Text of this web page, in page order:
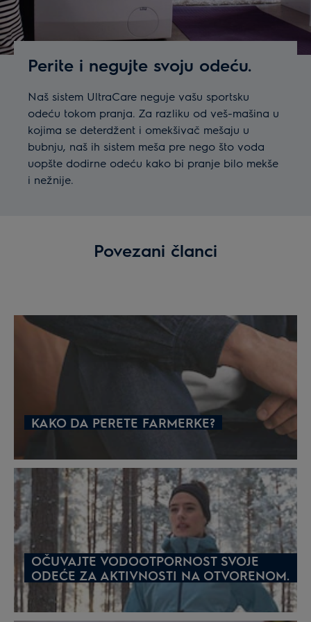
Perite i negujte svoju odeću.
Naš sistem UltraCare neguje vašu sportsku
odeću tokom pranja. Za razliku od veš-mašina u
kojima se deterdžent i omekšivač mešaju u
bubnju, naš ih sistem meša pre nego što voda
uopšte dodirne odeću kako bi pranje bilo mekše
i nežnije.
Povezani članci
KAKO DA PERETE FARMERKE?
OČUVAJTE VODOOTPORNOST SVOJE
ODEĆE ZA AKTIVNOSTI NA OTVORENOM.